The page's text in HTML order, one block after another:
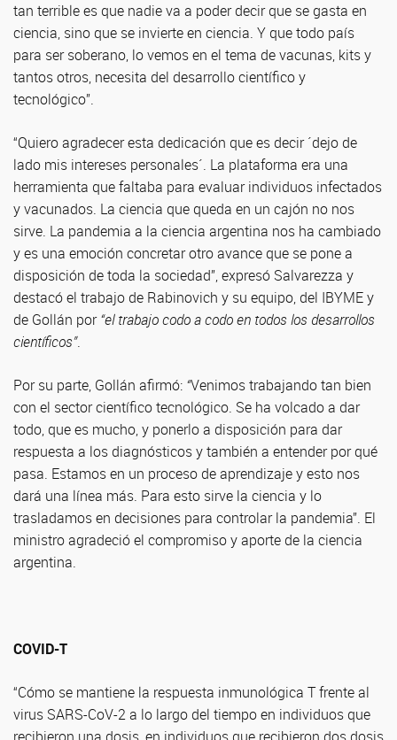
tan terrible es que nadie va a poder decir que se gasta en
ciencia, sino que se invierte en ciencia. Y que todo país
para ser soberano, lo vemos en el tema de vacunas, kits y
tantos otros, necesita del desarrollo científico y
tecnológico”.
“Quiero agradecer esta dedicación que es decir ´dejo de
lado mis intereses personales´. La plataforma era una
herramienta que faltaba para evaluar individuos infectados
y vacunados. La ciencia que queda en un cajón no nos
sirve. La pandemia a la ciencia argentina nos ha cambiado
y es una emoción concretar otro avance que se pone a
disposición de toda la sociedad”, expresó Salvarezza y
destacó el trabajo de Rabinovich y su equipo, del IBYME y
de Gollán por“el trabajo codo a codo en todos los desarrollos
científicos”.
Por su parte, Gollán afirmó: “Venimos trabajando tan bien
con el sector científico tecnológico. Se ha volcado a dar
todo, que es mucho, y ponerlo a disposición para dar
respuesta a los diagnósticos y también a entender por qué
pasa. Estamos en un proceso de aprendizaje y esto nos
dará una línea más. Para esto sirve la ciencia y lo
trasladamos en decisiones para controlar la pandemia”. El
ministro agradeció el compromiso y aporte de la ciencia
argentina.
COVID-T
“Cómo se mantiene la respuesta inmunológica T frente al
virus SARS-CoV-2 a lo largo del tiempo en individuos que